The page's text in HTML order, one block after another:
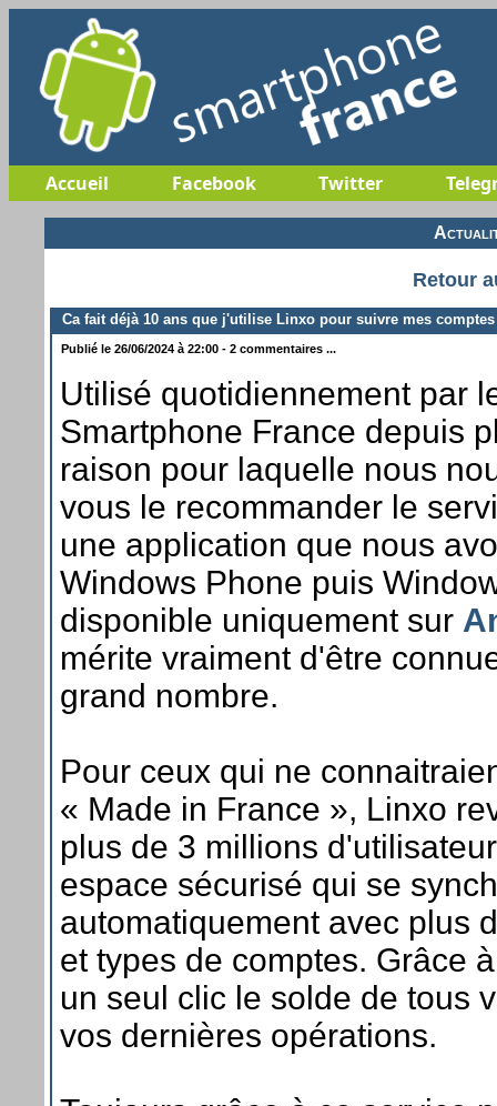
Accueil Facebook Twitter
Retour
Ca fait déjà 10 ans que j'utilise Linxo pour suivre mes comptes
Publié le 26/06/2024 à 22:00 - 2 commentaires ...
Utilisé quotidiennement par
Smartphone France depuis
raison pour laquelle nous
vous le recommander le
une application que nous
Windows Phone puis
disponible uniquement sur
mérite vraiment d'être
grand nombre.
Pour ceux qui ne
« Made in France », Linxo
plus de 3 millions
espace sécurisé qui se
automatiquement avec plus
et types de comptes. Grâce
un seul clic le solde de tous
vos dernières opérations.